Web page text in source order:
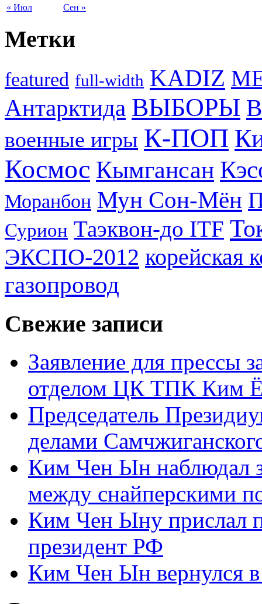
« Июл Сен »
Метки
featured full-width KADIZ
Антарктида ВЫБОРЫ
военные игры К-ПОП
Космос Кымгансан
Моранбон Мун Сон-Мён
Сурион Таэквон-до ITF
ЭКСПО-2012 корейская
газопровод
Свежие записи
Заявление для прессы
отделом ЦК ТПК Ким
Председатель
делами
Ким Чен Ын наблюдал
между снайперскими
Ким Чен Ыну прислал
президент РФ
Ким Чен Ын вернулся